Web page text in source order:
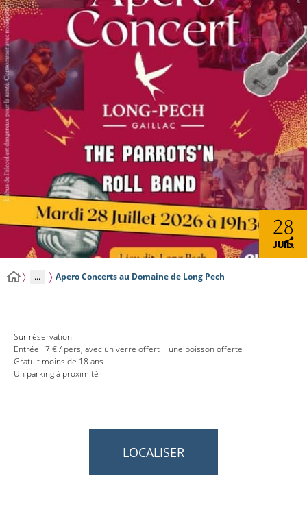
28
JUIL.
... Apero Concerts au Domaine de Long Pech
Sur réservation
Entrée : 7 € / pers, avec un verre offert + une boisson offerte
Gratuit moins de 18 ans
Un parking à proximité
LOCALISER